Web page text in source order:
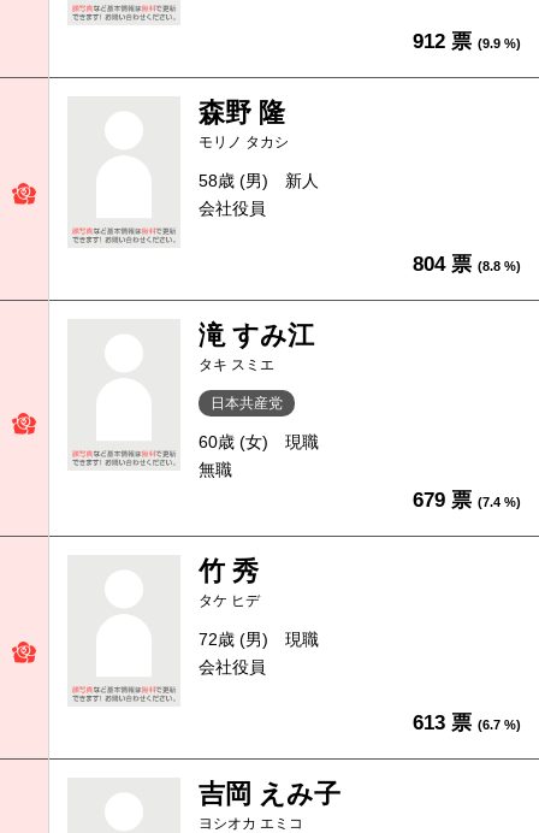
912 票 (9.9 %)
森野 隆
モリノ タカシ
58歳 (男)
新人
会社役員
804 票 (8.8 %)
滝 すみ江
タキ スミエ
日本共産党
60歳 (女)
現職
無職
679 票 (7.4 %)
竹 秀
タケ ヒデ
72歳 (男)
現職
会社役員
613 票 (6.7 %)
吉岡 えみ子
ヨシオカ エミコ